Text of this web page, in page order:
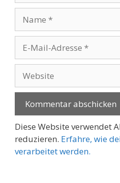
Mail-
Adresse
Diese Website verwendet
reduzieren. Erfahre, wie
verarbeitet werden.